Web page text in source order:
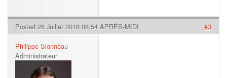
Posted 28 Juillet 2018 08:54 APRÈS-MIDI #3
Philippe Sionneau
Administrateur